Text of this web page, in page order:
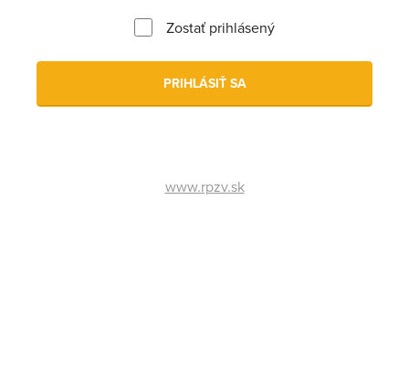
Zostať prihlásený
PRIHLÁSIŤ SA
www.rpzv.sk